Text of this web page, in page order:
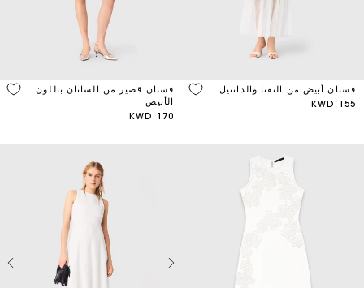
فستان أبيض من التفتا والدانتيل
155 KWD
فستان قصير من الساتان باللون
الأبيض
170 KWD